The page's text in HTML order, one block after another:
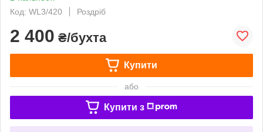
Код: WL3/420
Роздріб
2 400 ₴/бухта
Купити
або
Купити з